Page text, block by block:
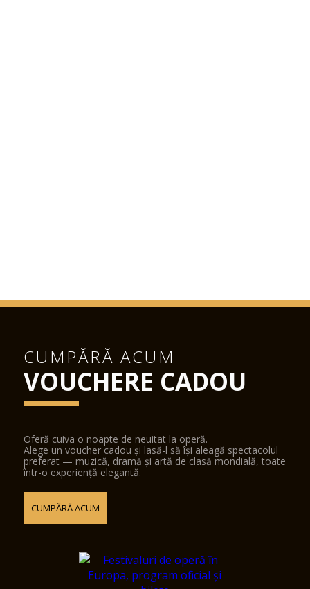
CUMPĂRĂ ACUM
VOUCHERE CADOU
Oferă cuiva o noapte de neuitat la operă.
Alege un voucher cadou și lasă-l să își aleagă spectacolul
preferat — muzică, dramă și artă de clasă mondială, toate
într-o experiență elegantă.
CUMPĂRĂ ACUM